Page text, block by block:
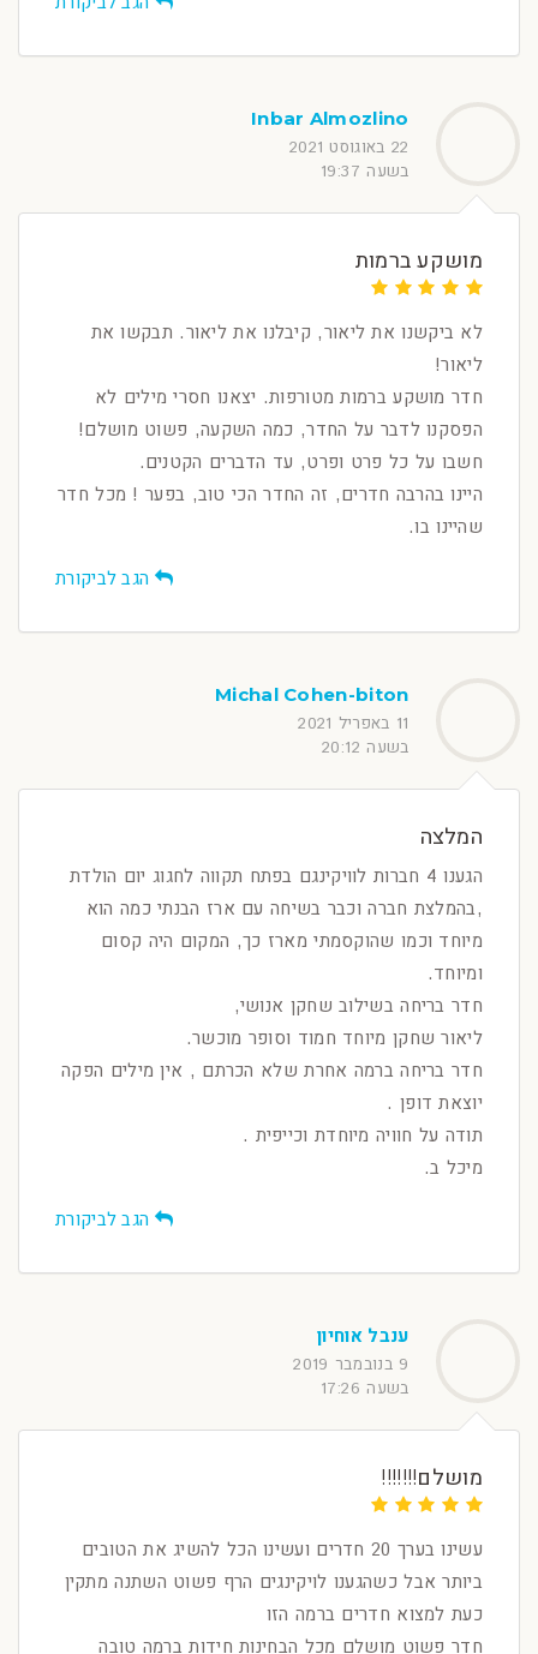
Inbar Almozlino
22 באוגוסט 2021
בשעה 19:37
מושקע ברמות
לא ביקשנו את ליאור, קיבלנו את ליאור. תבקשו את
ליאור!
חדר מושקע ברמות מטורפות. יצאנו חסרי מילים לא
הפסקנו לדבר על החדר, כמה השקעה, פשוט מושלם!
חשבו על כל פרט ופרט, עד הדברים הקטנים.
היינו בהרבה חדרים, זה החדר הכי טוב, בפער ! מכל חדר
שהיינו בו.
הגב לביקורת
Michal Cohen-biton
11 באפריל 2021
בשעה 20:12
המלצה
הגענו 4 חברות לוויקינגם בפתח תקווה לחגוג יום הולדת
,בהמלצת חברה וכבר בשיחה עם ארז הבנתי כמה הוא
מיוחד וכמו שהוקסמתי מארז כך, המקום היה קסום
ומיוחד.
חדר בריחה בשילוב שחקן אנושי,
ליאור שחקן מיוחד חמוד וסופר מוכשר.
חדר בריחה ברמה אחרת שלא הכרתם , אין מילים הפקה
יוצאת דופן .
תודה על חוויה מיוחדת וכייפית .
מיכל ב.
הגב לביקורת
ענבל אוחיון
9 בנובמבר 2019
בשעה 17:26
מושלם!!!!!!!
עשינו בערך 20 חדרים ועשינו הכל להשיג את הטובים
ביותר אבל כשהגענו לויקינגים הרף פשוט השתנה מתקין
כעת למצוא חדרים ברמה הזו
חדר פשוט מושלם מכל הבחינות חידות ברמה טובה